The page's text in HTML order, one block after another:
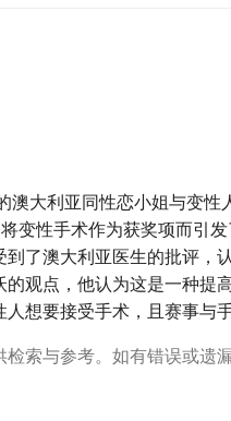
澳大利亚同性恋小姐与变性
变性手术作为获奖项而引
了澳大利亚医生的批评，
观点，他认为这是一种提
想要接受手术，且赛事与
索与参考。如有错误或遗